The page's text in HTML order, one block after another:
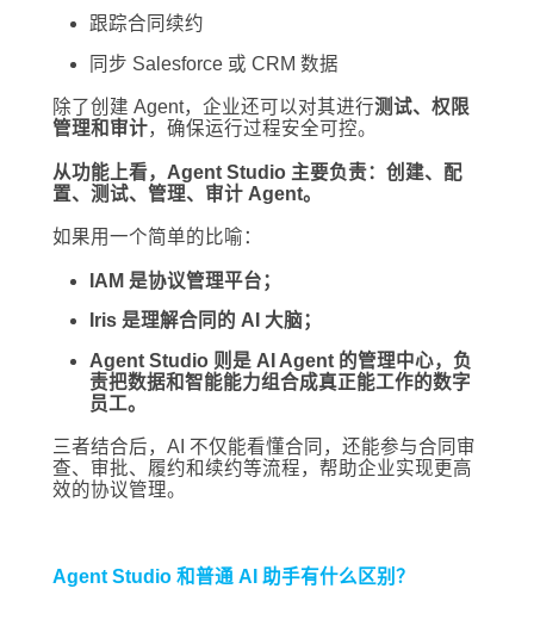
跟踪合同续约
同步 Salesforce 或 CRM 数据
除了创建 Agent，企业还可以对其进行测试、权限
管理和审计，确保运行过程安全可控。
从功能上看，Agent Studio 主要负责：创建、配
置、测试、管理、审计 Agent。
如果用一个简单的比喻：
IAM 是协议管理平台；
Iris 是理解合同的 AI 大脑；
Agent Studio 则是 AI Agent 的管理中心，负
责把数据和智能能力组合成真正能工作的数字
员工。
三者结合后，AI 不仅能看懂合同，还能参与合同审
查、审批、履约和续约等流程，帮助企业实现更高
效的协议管理。
Agent Studio 和普通 AI 助手有什么区别？